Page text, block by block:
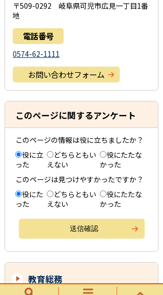
〒509-0292 岐阜県可児市広見一丁目1番
地
電話番号
0574-62-1111
お問い合わせフォーム
このページに関するアンケート
このページの情報は役に立ちましたか？
役に立
った
どちらともい
えない
役にたたな
かった
このページは見つけやすかったですか？
役にた
った
どちらともい
えない
役にたたな
かった
教育総務